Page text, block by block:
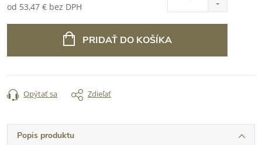
od 53,47 € bez DPH
PRIDAŤ DO KOŠÍKA
Opýtať sa Zdieľať
Popis produktu